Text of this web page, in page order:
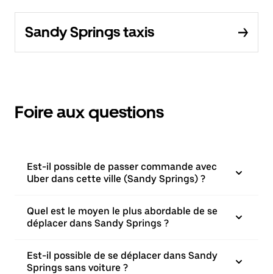
Sandy Springs taxis
Foire aux questions
Est-il possible de passer commande avec
Uber dans cette ville (Sandy Springs) ?
Quel est le moyen le plus abordable de se
déplacer dans Sandy Springs ?
Est-il possible de se déplacer dans Sandy
Springs sans voiture ?